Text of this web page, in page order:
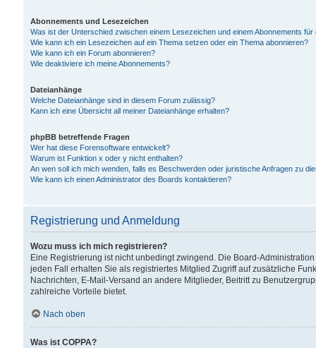
Abonnements und Lesezeichen
Was ist der Unterschied zwischen einem Lesezeichen und einem Abonnements
Wie kann ich ein Lesezeichen auf ein Thema setzen oder ein Thema abonnieren?
Wie kann ich ein Forum abonnieren?
Wie deaktiviere ich meine Abonnements?
Dateianhänge
Welche Dateianhänge sind in diesem Forum zulässig?
Kann ich eine Übersicht all meiner Dateianhänge erhalten?
phpBB betreffende Fragen
Wer hat diese Forensoftware entwickelt?
Warum ist Funktion x oder y nicht enthalten?
An wen soll ich mich wenden, falls es Beschwerden oder juristische Anfragen zu
Wie kann ich einen Administrator des Boards kontaktieren?
Registrierung und Anmeldung
Wozu muss ich mich registrieren?
Eine Registrierung ist nicht unbedingt zwingend. Die Board-
jeden Fall erhalten Sie als registriertes Mitglied Zugriff auf zusätzliche
Nachrichten, E-Mail-Versand an andere Mitglieder, Beitritt zu
zahlreiche Vorteile bietet.
Nach oben
Was ist COPPA?